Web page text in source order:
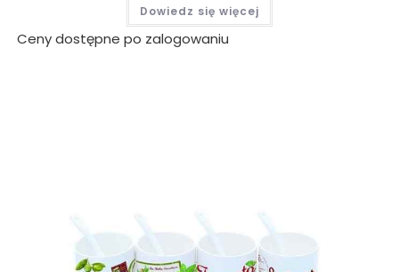
Dowiedz się więcej
Ceny dostępne po zalogowaniu